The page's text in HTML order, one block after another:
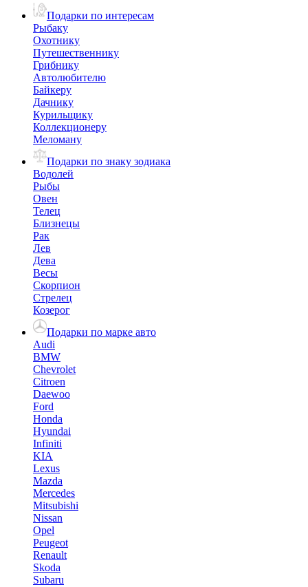
Подарки по интересам
Рыбаку
Охотнику
Путешественнику
Грибнику
Автолюбителю
Байкеру
Дачнику
Курильщику
Коллекционеру
Меломану
Подарки по знаку зодиака
Водолей
Рыбы
Овен
Телец
Близнецы
Рак
Лев
Дева
Весы
Скорпион
Стрелец
Козерог
Подарки по марке авто
Audi
BMW
Chevrolet
Citroen
Daewoo
Ford
Honda
Hyundai
Infiniti
KIA
Lexus
Mazda
Mercedes
Mitsubishi
Nissan
Opel
Peugeot
Renault
Skoda
Subaru